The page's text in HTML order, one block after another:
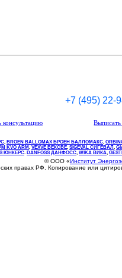
+7 (495) 22-
консультацию
, BROEN BALLOMAX БРОЕН БАЛЛОМАКС,
KVO ARM, VEXVE ВЕКСВЕ, SIGEVAL СИГЕВАЛ ,
ЮНКЕРС. DANFOSS ДАНФОСС, WIKA ВИКА,
© ООО «Институт
правах РФ. Копирование или